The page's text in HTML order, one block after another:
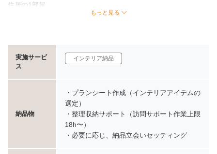
住居の1部屋
・要工事の場合、業者との打ち合わせ
・必要に応じ、納品立会いセッティング ※引越し前後まるごとサ
ポート・インテリアコーディネートは
ご要望によりショールームやお買い物同行を行っています。
1回につき別途¥8,000（実費）を頂戴いたします。
■キャンセルポリシー お振込後のキャンセルは、基本的にお受け
訪問サポートの日程確定後のキャンセルは
もっと見る
実施サービ
ス
インテリア納品
納品物
・プランシート作成（インテリアアイテムの
選定）
・整理収納サポート（訪問サポート作業上限
18h〜）
・必要に応じ、納品立会いセッティング